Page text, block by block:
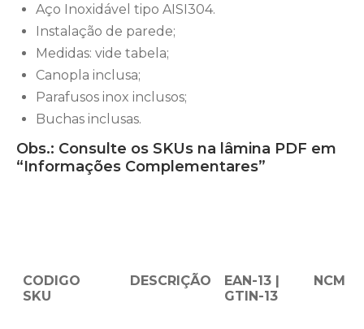
Aço Inoxidável tipo AISI304.
Instalação de parede;
Medidas: vide tabela;
Canopla inclusa;
Parafusos inox inclusos;
Buchas inclusas.
Obs.: Consulte os SKUs na lâmina PDF em
“Informações Complementares”
CODIGO
SKU
DESCRIÇÃO
EAN-13 |
GTIN-13
NCM